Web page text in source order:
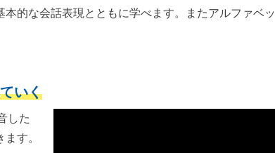
的な会話表現とともに学べます。またアルファベッ
いく
した
す。